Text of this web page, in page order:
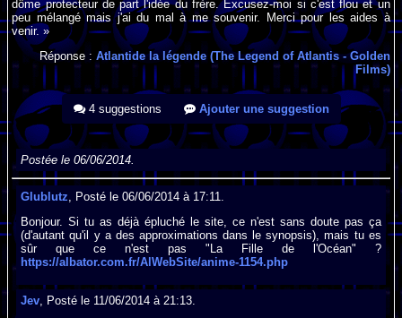
dôme protecteur de part l'idée du frère. Excusez-moi si c'est flou et un
peu mélangé mais j'ai du mal à me souvenir. Merci pour les aides à
venir. »
Réponse : Atlantide la légende (The Legend of Atlantis - Golden
Films)
4 suggestions Ajouter une suggestion
Postée le 06/06/2014.
Glublutz , Posté le 06/06/2014 à 17:11.
Bonjour. Si tu as déjà épluché le site, ce n'est sans doute pas ça
(d'autant qu'il y a des approximations dans le synopsis), mais tu es
sûr que ce n'est pas "La Fille de l'Océan" ?
https://albator.com.fr/AlWebSite/anime-1154.php
Jev, Posté le 11/06/2014 à 21:13.